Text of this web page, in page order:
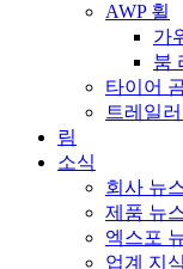
AWP 휠
가
붐
타이어
트레일
림
소식
회사 뉴
제품 뉴
엑스포
업계 지식